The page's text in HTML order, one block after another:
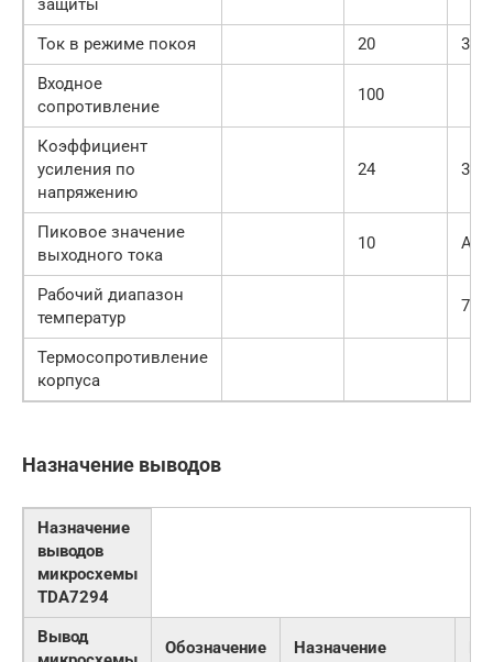
защиты
Ток в режиме покоя 20
30
Входное
сопротивление
100
Коэффициент
усиления по
напряжению
24 30
Пиковое значение
выходного тока
10 А
Рабочий диапазон
температур
70
Термосопротивление
корпуса
Назначение выводов
Назначение
выводов
микросхемы
TDA7294
Вывод
Обозначение Назначение